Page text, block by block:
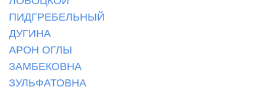
ПИДГРЕБЕЛЬНЫЙ
ДУГИНА
АРОН ОГЛЫ
ЗАМБЕКОВНА
ЗУЛЬФАТОВНА